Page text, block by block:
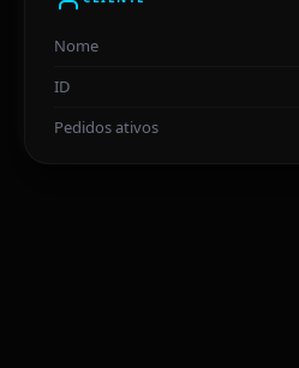
Nome
ID
Pedidos ativos